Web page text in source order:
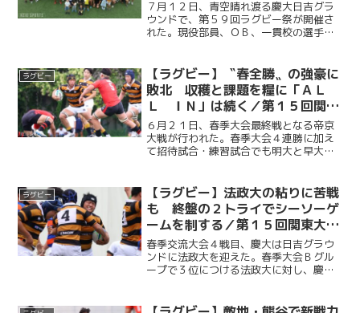
７月１２日、青空晴れ渡る慶大日吉グラ
ウンドで、第５９回ラグビー祭が開催さ
れた。現役部員、ＯＢ、一貫校の選手た
ラインドラグビー体験会も行われ、同種
目で日本代表の主将を務め...
ラグビー
【ラグビー】〝春全勝〟の強豪に
敗北 収穫と課題を糧に「ＡＬ
Ｌ ＩＮ」は続く／第１５回関東
大学ラグビー春季交流大会Ｂグル
ープ 第９節 ｖｓ帝京大学
６月２１日、春季大会最終戦となる帝京
大戦が行われた。春季大会４連勝に加え
て招待試合・練習試合でも明大と早大を
で対抗。前半の終盤まで０－７のロース
コアで推移する理想的な展...
ラグビー
【ラグビー】法政大の粘りに苦戦
も 終盤の２トライでシーソーゲ
ームを制する／第１５回関東大学
ラグビー春季交流大会Ｂグルー
プ 第８節 ｖｓ法政大学
春季交流大会４戦目、慶大は日吉グラウ
ンドに法政大を迎えた。春季大会Ｂグル
ープで３位につける法政大に対し、慶大
にトライを奪いきれず、前半をスコアレ